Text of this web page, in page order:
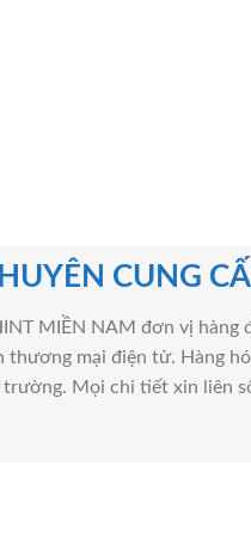
CUNG
MIỀN NAM đơn vị hàng
thương mại điện tử. Hàng
Mọi chi tiết xin liên